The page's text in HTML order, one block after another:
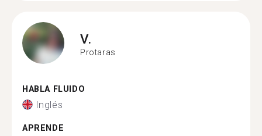
V.
Protaras
HABLA FLUIDO
Inglés
APRENDE